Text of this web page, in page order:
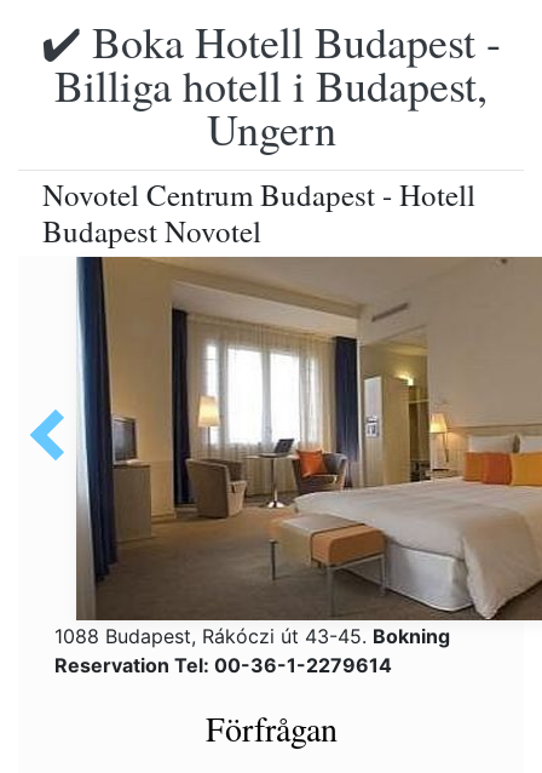
✔️ Boka Hotell Budapest -
Billiga hotell i Budapest,
Ungern
Novotel Centrum Budapest - Hotell
Budapest Novotel
1088 Budapest, Rákóczi út 43-45. Bokning
Reservation Tel: 00-36-1-2279614
Förfrågan